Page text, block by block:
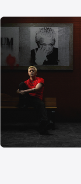
口
中
打
开)